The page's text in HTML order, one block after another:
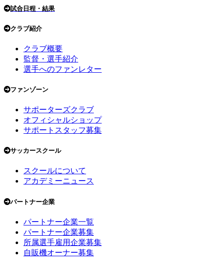
試合日程・結果
クラブ紹介
クラブ概要
監督・選手紹介
選手へのファンレター
ファンゾーン
サポーターズクラブ
オフィシャルショップ
サポートスタッフ募集
サッカースクール
スクールについて
アカデミーニュース
パートナー企業
パートナー企業一覧
パートナー企業募集
所属選手雇用企業募集
自販機オーナー募集